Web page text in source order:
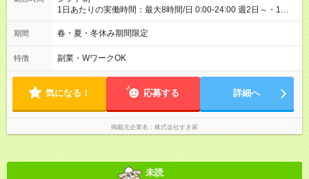
1日あたりの実働時間：最大8時間/日 0:00-24:00 週2日～・1日
2h～OK ＜シフト例＞ 〇朝帯 5:00-9:00 〇昼帯 9:00-14:00 〇午
後帯 14:00-18:00 〇夜帯 18:00-22:00 〇深夜帯 22:00-翌5:00 基
ます♪
期間 春・夏・冬休み期間限定
特徴 副業・WワークOK
気になる！ 応募する 詳細へ
掲載元企業名 株式会社すき家
未読